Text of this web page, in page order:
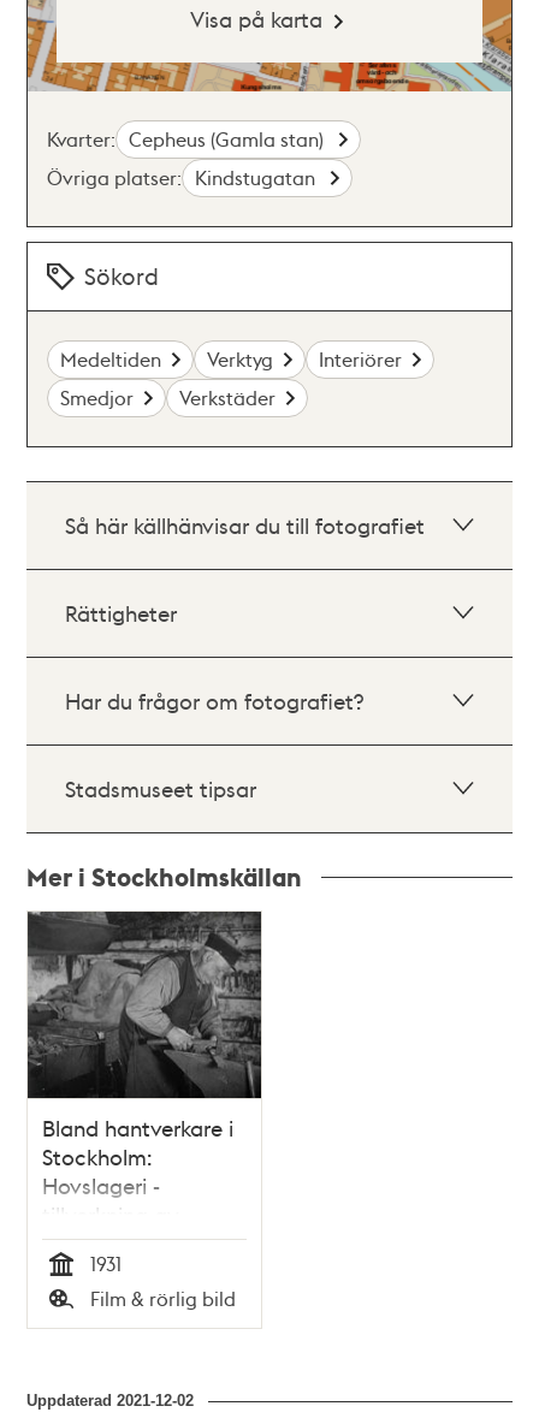
Visa på karta
Kvarter: Cepheus (Gamla stan)
Övriga platser: Kindstugatan
Sökord
Medeltiden Verktyg
Interiörer
Smedjor
Verkstäder
Så här källhänvisar du till fotografiet
Rättigheter
Har du frågor om fotografiet?
Stadsmuseet tipsar
Mer i Stockholmskällan
Relaterade
poster
och
teman
Bland hantverkare i
Stockholm:
Hovslageri -
tillverkning av
hästsko och skoning
(1931)
Tid
1931
Typ
Film & rörlig bild
Uppdaterad2021-12-02